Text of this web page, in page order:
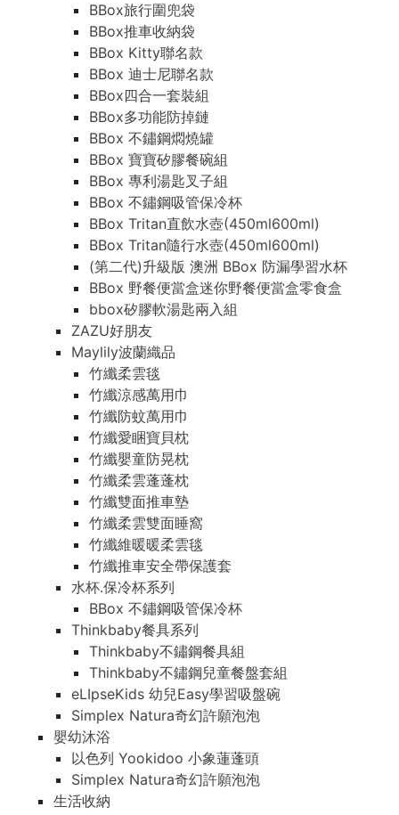
BBox旅行圍兜袋
BBox推車收納袋
BBox Kitty聯名款
BBox 迪士尼聯名款
BBox四合一套裝組
BBox多功能防掉鏈
BBox 不鏽鋼燜燒罐
BBox 寶寶矽膠餐碗組
BBox 專利湯匙叉子組
BBox 不鏽鋼吸管保冷杯
BBox Tritan直飲水壺(450ml600ml)
BBox Tritan隨行水壺(450ml600ml)
(第二代)升級版 澳洲 BBox 防漏學習水杯
BBox 野餐便當盒迷你野餐便當盒零食盒
bbox矽膠軟湯匙兩入組
ZAZU好朋友
Maylily波蘭織品
竹纖柔雲毯
竹纖涼感萬用巾
竹纖防蚊萬用巾
竹纖愛睏寶貝枕
竹纖嬰童防晃枕
竹纖柔雲蓬蓬枕
竹纖雙面推車墊
竹纖柔雲雙面睡窩
竹纖維暖暖柔雲毯
竹纖推車安全帶保護套
水杯.保冷杯系列
BBox 不鏽鋼吸管保冷杯
Thinkbaby餐具系列
Thinkbaby不鏽鋼餐具組
Thinkbaby不鏽鋼兒童餐盤套組
eLIpseKids 幼兒Easy學習吸盤碗
Simplex Natura奇幻許願泡泡
嬰幼沐浴
以色列 Yookidoo 小象蓮蓬頭
Simplex Natura奇幻許願泡泡
生活收納